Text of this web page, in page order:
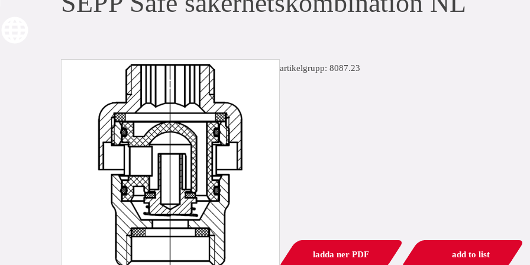
artikelgrupp: 8087.23
ladda ner PDF add to list